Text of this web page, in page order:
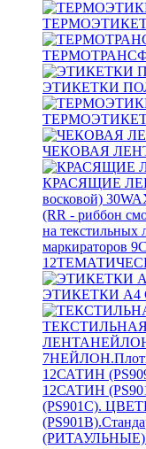
ЭТИКЕТКИ
ЧЕКОВАЯ
КРАСЯЩИЕ
восковой) 30
(RR - риббон
на текстильных
маркираторов 9
12
ЭТИКЕТКИ А4
ЛЕНТА
7
12САТИН
12САТИН
(PS901C).